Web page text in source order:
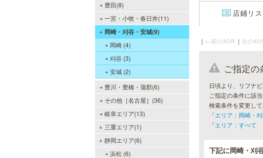
豊田(8)
一宮・小牧・春日井(11)
岡崎・刈谷・安城(9)
岡崎 (4)
刈谷 (3)
安城 (2)
豊川・豊橋・蒲郡(6)
その他［名古屋］(36)
岐阜エリア(13)
三重エリア(1)
静岡エリア(6)
浜松 (6)
店鋪リス
｜ ←前の40件 ｜ 次の
ご指定の
日頃より、リフナ
ご指定の条件に該
検索条件を変更し
「エリア：岡崎・
「エリア：すべて
下記に岡崎・刈